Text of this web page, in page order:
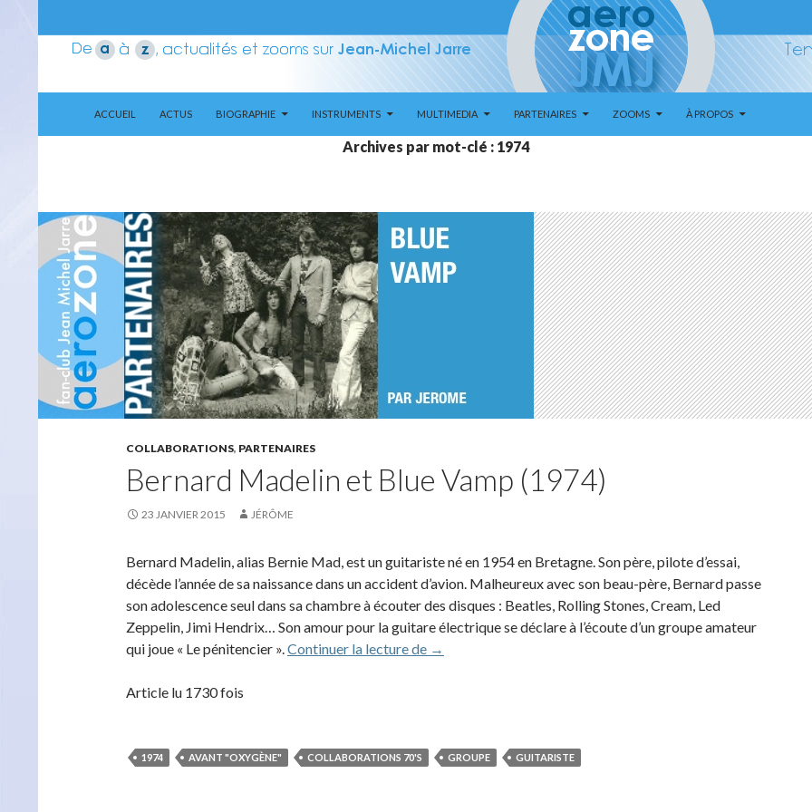
Aerozone JMJ
ACCUEIL
ACTUS BIOGRAPHIE INSTRUMENTS MULTIMEDIA PARTENAIRES ZOOMS À PROPOS
Archives par mot-clé : 1974
COLLABORATIONS, PARTENAIRES
Bernard Madelin et Blue Vamp (1974)
23 JANVIER 2015 JÉRÔME
Bernard Madelin, alias Bernie Mad, est un guitariste né en 1954 en Bretagne. Son père, pilote d’essai,
décède l’année de sa naissance dans un accident d’avion. Malheureux avec son beau-père, Bernard passe
son adolescence seul dans sa chambre à écouter des disques : Beatles, Rolling Stones, Cream, Led
Zeppelin, Jimi Hendrix… Son amour pour la guitare électrique se déclare à l’écoute d’un groupe amateur
qui joue « Le pénitencier ».Continuer la lecture de Bernard Madelin et Blue Vamp (1974)
→
Article lu 1730 fois
1974 AVANT "OXYGÈNE" COLLABORATIONS 70'S GROUPE GUITARISTE